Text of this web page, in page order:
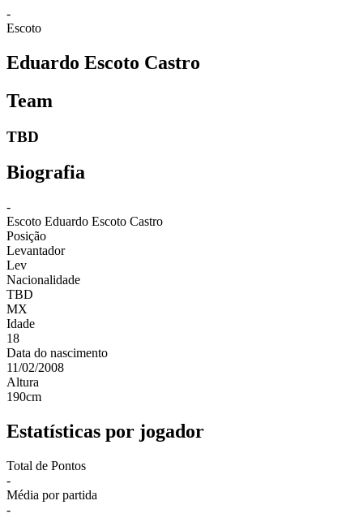
-
Escoto
Eduardo Escoto Castro
Team
TBD
Biografia
-
Escoto Eduardo Escoto Castro
Posição
Levantador
Lev
Nacionalidade
TBD
MX
Idade
18
Data do nascimento
11/02/2008
Altura
190cm
Estatísticas por jogador
Total de Pontos
-
Média por partida
-